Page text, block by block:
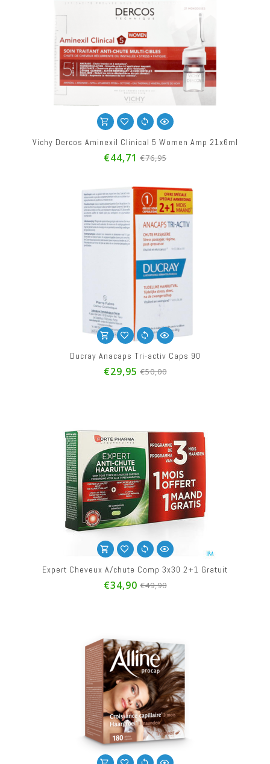
Vichy Dercos Aminexil Clinical 5 Women Amp 21x6ml
€44,71 €76,95
Ducray Anacaps Tri-activ Caps 90
€29,95 €50,00
Expert Cheveux A/chute Comp 3x30 2+1 Gratuit
€34,90 €49,90